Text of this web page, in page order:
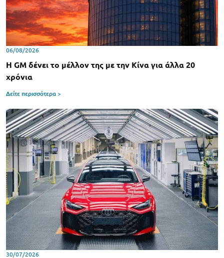
06/08/2026
Η GM δένει το μέλλον της με την Κίνα για άλλα 20
χρόνια
Δείτε περισσότερα >
30/07/2026